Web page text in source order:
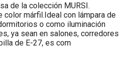
de la colección MURSI.
color márfil.Ideal con lámpara de
o como iluminación
ya sean en salones, corredores
de E-27, es com